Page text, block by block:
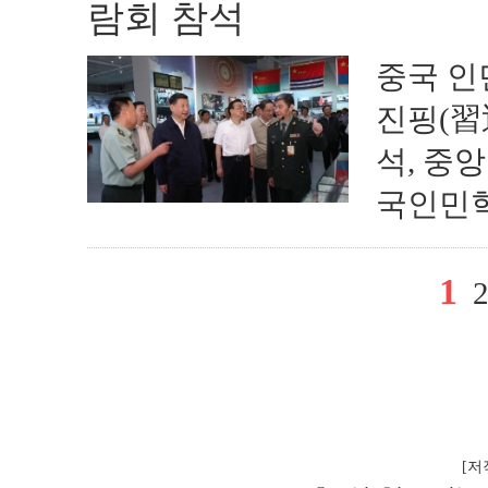
람회 참석
중국
진핑(
석, 중
국인민
1 2
[저